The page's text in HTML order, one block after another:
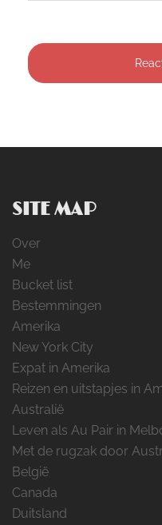
SITE MAP
Over
Me
Bucket list
Bestemmingen
Amerika
New York City
Expat in Amerika
Reizen en uitstapjes in
Australië
Leven als Au Pair in
Met de rugzak door
België
Canada
Duitsland